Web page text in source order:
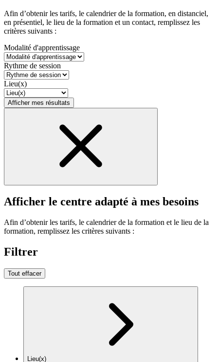
Afin d’obtenir les tarifs, le calendrier de la formation, en distanciel,
en présentiel, le lieu de la formation et un contact, remplissez les
critères suivants :
Modalité d'apprentissage
Rythme de session
Lieu(x)
Afficher mes résultats
Afficher le centre adapté à mes besoins
Afin d’obtenir les tarifs, le calendrier de la formation et le lieu de la
formation, remplissez les critères suivants :
Filtrer
Tout effacer
Lieu(x)